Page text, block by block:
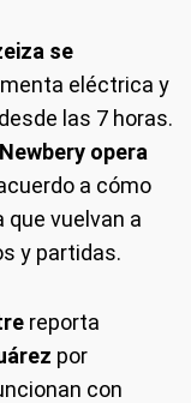
se
eléctrica y
las 7 horas.
opera
a cómo
vuelvan a
y partidas.
reporta
por
con